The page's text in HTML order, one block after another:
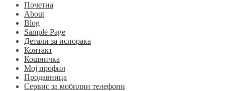
Почетна
About
Blog
Sample Page
Детали за испорака
Контакт
Кошничка
Мој профил
Продавница
Сервис за мобилни телефони